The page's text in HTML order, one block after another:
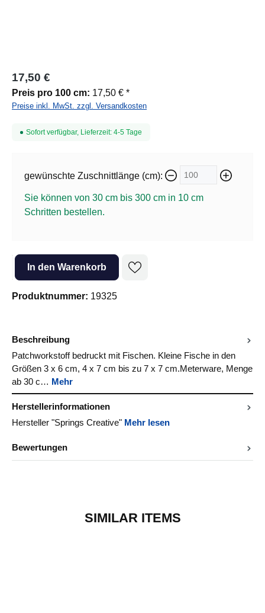
17,50 €
Preis pro 100 cm: 17,50 € *
Preise inkl. MwSt. zzgl. Versandkosten
Sofort verfügbar, Lieferzeit: 4-5 Tage
gewünschte Zuschnittlänge (cm):
Sie können von 30 cm bis 300 cm in 10 cm
Schritten bestellen.
Produkt Anzahl: Gib den gewünschten Wert ein oder benutze die
In den Warenkorb
Produktnummer: 19325
Beschreibung
Patchworkstoff bedruckt mit Fischen. Kleine Fische in den
Größen 3 x 6 cm, 4 x 7 cm bis zu 7 x 7 cm.Meterware, Menge
ab 30 c… Mehr
Herstellerinformationen
Hersteller "Springs Creative" Mehr lesen
Bewertungen
SIMILAR ITEMS